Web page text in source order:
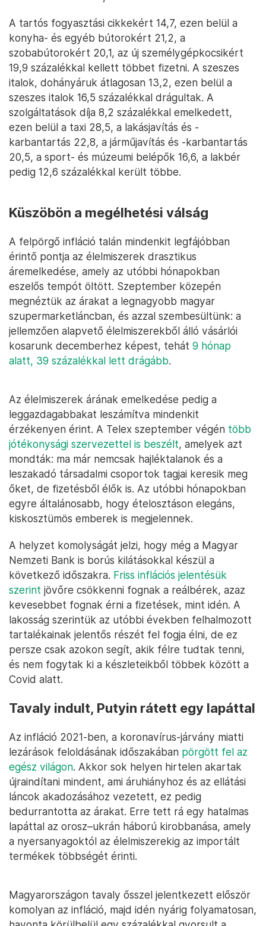
A tartós fogyasztási cikkekért 14,7, ezen belül a
konyha- és egyéb bútorokért 21,2, a
szobabútorokért 20,1, az új személygépkocsikért
19,9 százalékkal kellett többet fizetni. A szeszes
italok, dohányáruk átlagosan 13,2, ezen belül a
szeszes italok 16,5 százalékkal drágultak. A
szolgáltatások díja 8,2 százalékkal emelkedett,
ezen belül a taxi 28,5, a lakásjavítás és -
karbantartás 22,8, a járműjavítás és -karbantartás
20,5, a sport- és múzeumi belépők 16,6, a lakbér
pedig 12,6 százalékkal került többe.
Küszöbön a megélhetési válság
A felpörgő infláció talán mindenkit legfájóbban
érintő pontja az élelmiszerek drasztikus
áremelkedése, amely az utóbbi hónapokban
eszelős tempót öltött. Szeptember közepén
megnéztük az árakat a legnagyobb magyar
szupermarketláncban, és azzal szembesültünk: a
jellemzően alapvető élelmiszerekből álló vásárlói
kosarunk decemberhez képest, tehát 9 hónap
alatt, 39 százalékkal lett drágább.
Az élelmiszerek árának emelkedése pedig a
leggazdagabbakat leszámítva mindenkit
érzékenyen érint. A Telex szeptember végén több
jótékonysági szervezettel is beszélt, amelyek azt
mondták: ma már nemcsak hajléktalanok és a
leszakadó társadalmi csoportok tagjai keresik meg
őket, de fizetésből élők is. Az utóbbi hónapokban
egyre általánosabb, hogy ételosztáson elegáns,
kiskosztümös emberek is megjelennek.
A helyzet komolyságát jelzi, hogy még a Magyar
Nemzeti Bank is borús kilátásokkal készül a
következő időszakra. Friss inflációs jelentésük
szerint jövőre csökkenni fognak a reálbérek, azaz
kevesebbet fognak érni a fizetések, mint idén. A
lakosság szerintük az utóbbi években felhalmozott
tartalékainak jelentős részét fel fogja élni, de ez
persze csak azokon segít, akik félre tudtak tenni,
és nem fogytak ki a készleteikből többek között a
Covid alatt.
Tavaly indult, Putyin rátett egy lapáttal
Az infláció 2021-ben, a koronavírus-járvány miatti
lezárások feloldásának időszakában pörgött fel az
egész világon. Akkor sok helyen hirtelen akartak
újraindítani mindent, ami áruhiányhoz és az ellátási
láncok akadozásához vezetett, ez pedig
bedurrantotta az árakat. Erre tett rá egy hatalmas
lapáttal az orosz–ukrán háború kirobbanása, amely
a nyersanyagoktól az élelmiszerekig az importált
termékek többségét érinti.
Magyarországon tavaly ősszel jelentkezett először
komolyan az infláció, majd idén nyárig folyamatosan,